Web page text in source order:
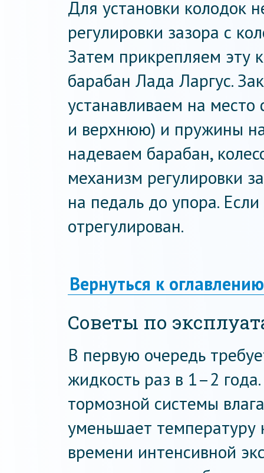
Для установки колодок
регулировки зазора с
Затем прикрепляем эту
барабан Лада Ларгус.
устанавливаем на
и верхнюю) и пружины
надеваем барабан,
механизм регулировки
на педаль до упора.
отрегулирован.
Вернуться к оглавлению
Советы по
В первую очередь
жидкость раз в 1–2
тормозной системы
уменьшает температуру
времени интенсивной